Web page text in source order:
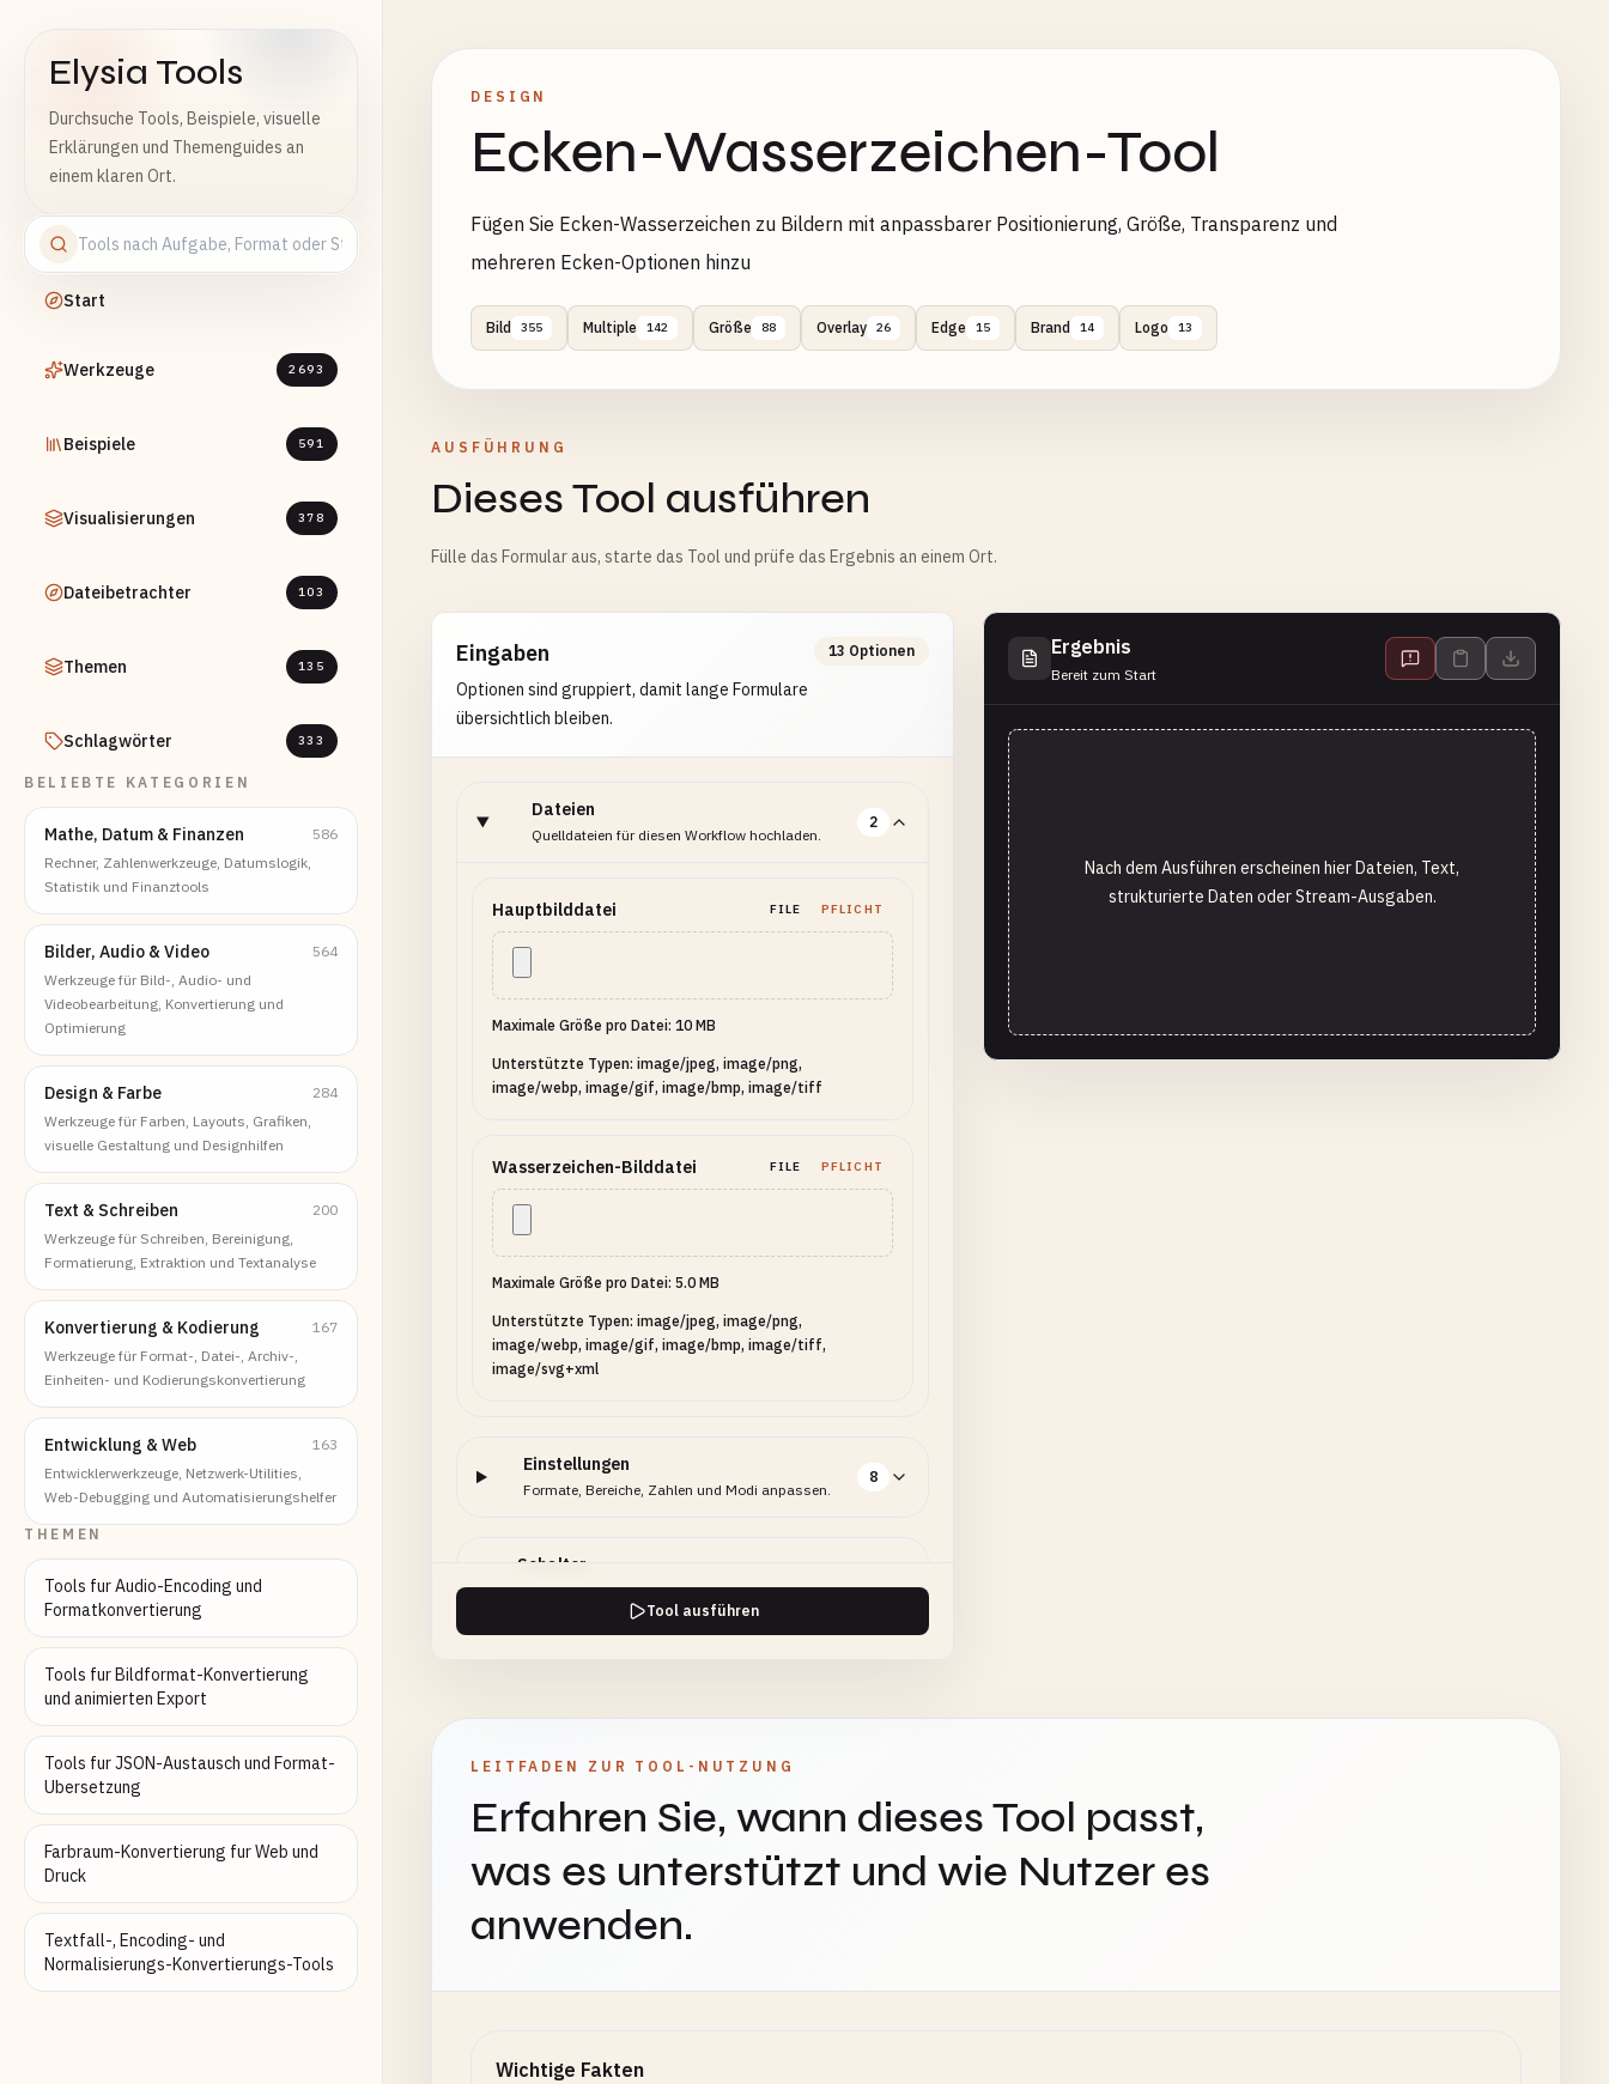
Elysia Tools
Durchsuche Tools, Beispiele, visuelle
Erklärungen und Themenguides an
einem klaren Ort.
Start
Werkzeuge 2693
Beispiele 591
Visualisierungen 378
Dateibetrachter 103
Themen 135
Schlagwörter 333
BELIEBTE KATEGORIEN
Mathe, Datum & Finanzen
586
Rechner, Zahlenwerkzeuge, Datumslogik,
Statistik und Finanztools
Bilder, Audio & Video
564
Werkzeuge für Bild-, Audio- und
Videobearbeitung, Konvertierung und
Optimierung
Design & Farbe
284
Werkzeuge für Farben, Layouts, Grafiken,
visuelle Gestaltung und Designhilfen
Text & Schreiben
200
Werkzeuge für Schreiben, Bereinigung,
Formatierung, Extraktion und Textanalyse
Konvertierung & Kodierung
167
Werkzeuge für Format-, Datei-, Archiv-,
Einheiten- und Kodierungskonvertierung
Entwicklung & Web
163
Entwicklerwerkzeuge, Netzwerk-Utilities,
Web-Debugging und Automatisierungshelfer
THEMEN
Tools fur Audio-Encoding und
Formatkonvertierung
Tools fur Bildformat-Konvertierung
und animierten Export
Tools fur JSON-Austausch und Format-
Ubersetzung
Farbraum-Konvertierung fur Web und
Druck
Textfall-, Encoding- und
Normalisierungs-Konvertierungs-Tools
DESIGN
Ecken-Wasserzeichen-Tool
Fügen Sie Ecken-Wasserzeichen zu Bildern mit anpassbarer Positionierung, Größe, Transparenz und
mehreren Ecken-Optionen hinzu
Bild 355 Multiple 142 Größe 88 Overlay 26 Edge 15 Brand 14 Logo 13
AUSFÜHRUNG
Dieses Tool ausführen
Fülle das Formular aus, starte das Tool und prüfe das Ergebnis an einem Ort.
Eingaben
Optionen sind gruppiert, damit lange Formulare
übersichtlich bleiben.
13 Optionen
Dateien
Quelldateien für diesen Workflow hochladen.
2
Hauptbilddatei FILE PFLICHT
Maximale Größe pro Datei: 10 MB
Unterstützte Typen: image/jpeg, image/png,
image/webp, image/gif, image/bmp, image/tiff
Wasserzeichen-Bilddatei FILE PFLICHT
Maximale Größe pro Datei: 5.0 MB
Unterstützte Typen: image/jpeg, image/png,
image/webp, image/gif, image/bmp, image/tiff,
image/svg+xml
Einstellungen
Formate, Bereiche, Zahlen und Modi anpassen.
8
Schalter
Optionales Verhalten aktivieren oder deaktivieren.
Tool ausführen
Ergebnis
Bereit zum Start
Nach dem Ausführen erscheinen hier Dateien, Text,
strukturierte Daten oder Stream-Ausgaben.
LEITFADEN ZUR TOOL-NUTZUNG
Erfahren Sie, wann dieses Tool passt,
was es unterstützt und wie Nutzer es
anwenden.
Wichtige Fakten